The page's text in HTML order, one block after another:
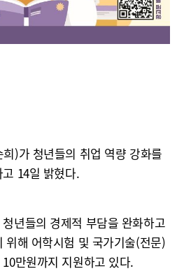
)가 청년들의 취업 역량 강화를
14일 밝혔다.
년들의 경제적 부담을 완화하고
위해 어학시험 및 국가기술(전문)
만원까지 지원하고 있다.